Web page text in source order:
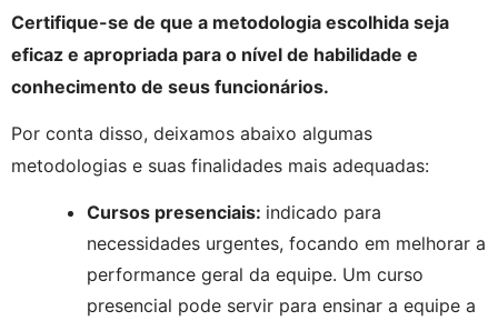
Certifique-se de que a metodologia escolhida seja
eficaz e apropriada para o nível de habilidade e
conhecimento de seus funcionários.
Por conta disso, deixamos abaixo algumas
metodologias e suas finalidades mais adequadas:
Cursos presenciais: indicado para
necessidades urgentes, focando em melhorar a
performance geral da equipe. Um curso
presencial pode servir para ensinar a equipe a